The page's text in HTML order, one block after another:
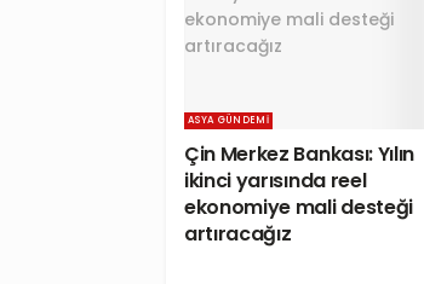
ASYA GÜNDEMI
Çin Merkez Bankası: Yılın
ikinci yarısında reel
ekonomiye mali desteği
artıracağız